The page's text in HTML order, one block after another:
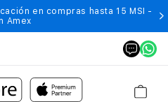
en compras hasta 15 MSI -
Amex